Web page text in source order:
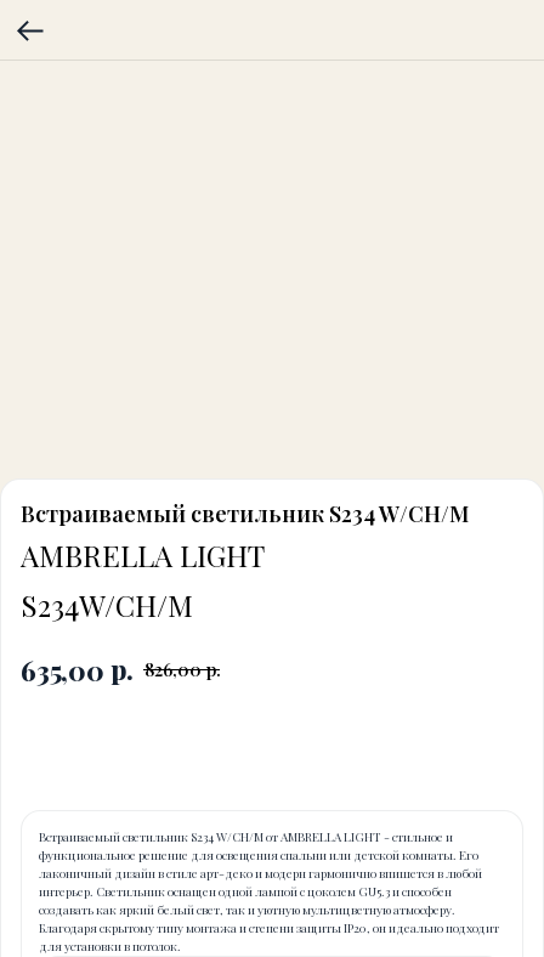
Встраиваемый светильник S234 W/CH/M
AMBRELLA LIGHT
S234W/CH/M
635,00 р. 826,00 р.
Встраиваемый светильник S234 W/CH/M от AMBRELLA LIGHT - стильное и
функциональное решение для освещения спальни или детской комнаты. Его
лаконичный дизайн в стиле арт-деко и модерн гармонично впишется в любой
интерьер. Светильник оснащен одной лампой с цоколем GU5.3 и способен
создавать как яркий белый свет, так и уютную мультицветную атмосферу.
Благодаря скрытому типу монтажа и степени защиты IP20, он идеально подходит
для установки в потолок.